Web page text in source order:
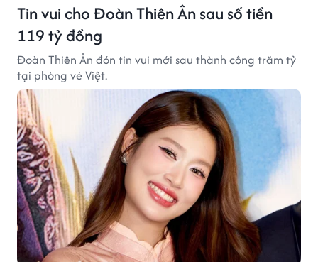
Tin vui cho Đoàn Thiên Ân sau số tiền
119 tỷ đồng
Đoàn Thiên Ân đón tin vui mới sau thành công trăm tỷ
tại phòng vé Việt.